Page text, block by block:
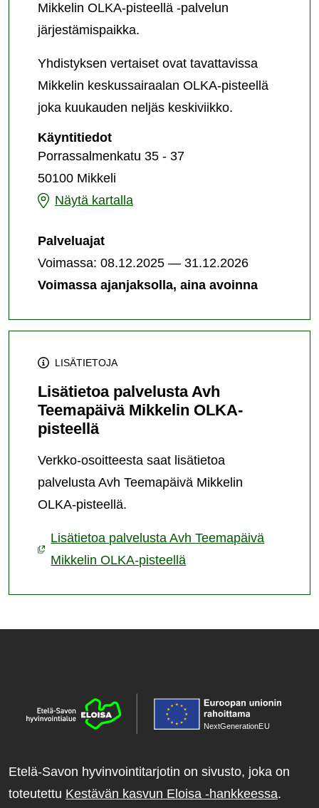
Mikkelin OLKA-pisteellä -palvelun
järjestämispaikka.
Yhdistyksen vertaiset ovat tavattavissa
Mikkelin keskussairaalan OLKA-pisteellä
joka kuukauden neljäs keskiviikko.
KäyntitiedotAvh
Teemapäivä
OLKA-
pisteellä
Porrassalmenkatu 35 - 37
50100 Mikkeli
Näytä kartalla
Avh
Mikkelin
OLKA-
pisteellä
palvelun
järjestämispaikka
Palveluajat
Voimassa: 08.12.2025 — 31.12.2026
Voimassa ajanjaksolla, aina avoinna
LISÄTIETOJA
Lisätietoa palvelusta Avh
Teemapäivä Mikkelin OLKA-
pisteellä
Verkko-osoitteesta saat lisätietoa
palvelusta Avh Teemapäivä Mikkelin
OLKA-pisteellä.
Lisätietoa palvelusta Avh Teemapäivä
Mikkelin OLKA-pisteellä
NextGenerationEU
Etelä-Savon hyvinvointitarjotin on sivusto, joka on
toteutettu Kestävän kasvun Eloisa -hankkeessa.